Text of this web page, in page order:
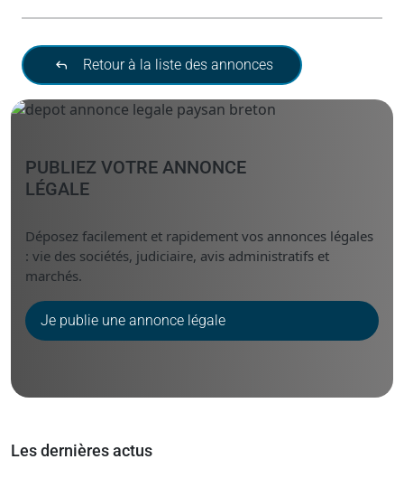
Retour à la liste des annonces
PUBLIEZ VOTRE ANNONCE
LÉGALE
Déposez facilement et rapidement vos annonces légales
: vie des sociétés, judiciaire, avis administratifs et
marchés.
Je publie une annonce légale
Les dernières actus